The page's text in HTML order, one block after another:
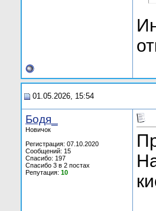
01.05.2026, 15:54
Бодя_
Новичок
Регистрация: 07.10.2020
Сообщений: 15
Спасибо: 197
Спасибо 3 в 2 постах
Репутация: 10